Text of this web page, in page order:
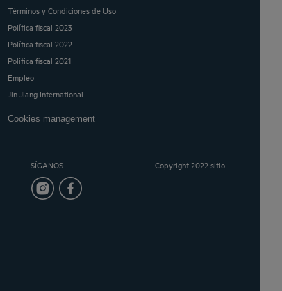
Términos y Condiciones de Uso
Política fiscal 2023
Política fiscal 2022
Política fiscal 2021
Empleo
Jin Jiang International
Cookies management
SÍGANOS Copyright 2022 sitio